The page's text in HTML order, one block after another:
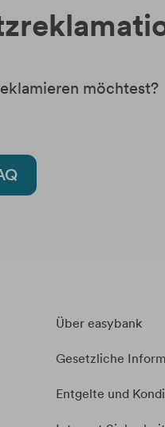
möchtest?
Über easybank
Gesetzliche
Entgelte und